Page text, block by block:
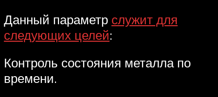
Данный параметр служит для
следующих целей:
Контроль состояния металла по
времени.